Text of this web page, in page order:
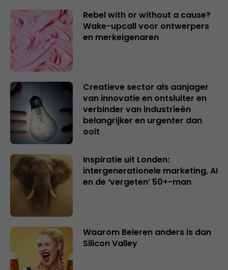
Rebel with or without a cause?
Wake-upcall voor ontwerpers
en merkeigenaren
Creatieve sector als aanjager
van innovatie en ontsluiter en
verbinder van industrieën
belangrijker en urgenter dan
ooit
Inspiratie uit Londen:
intergenerationele marketing, AI
en de ‘vergeten’ 50+-man
Waarom Beieren anders is dan
Silicon Valley